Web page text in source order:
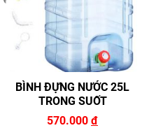
BÌNH ĐỰNG NƯỚC 25L
TRONG SUỐT
570.000 đ